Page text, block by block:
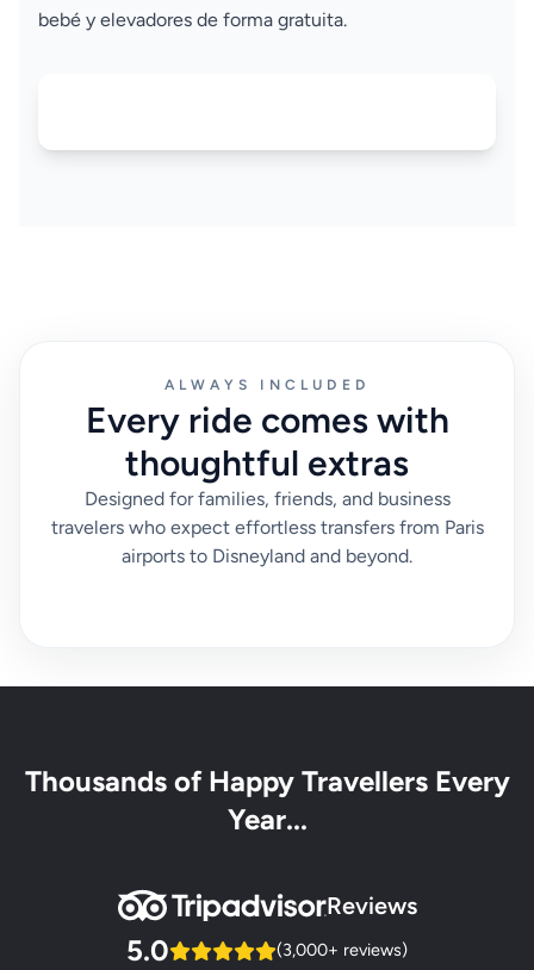
bebé y elevadores de forma gratuita.
ALWAYS INCLUDED
Every ride comes with
thoughtful extras
Designed for families, friends, and business
travelers who expect effortless transfers from Paris
airports to Disneyland and beyond.
Thousands of Happy Travellers Every
Year...
Reviews
5.0 (3,000+ reviews)